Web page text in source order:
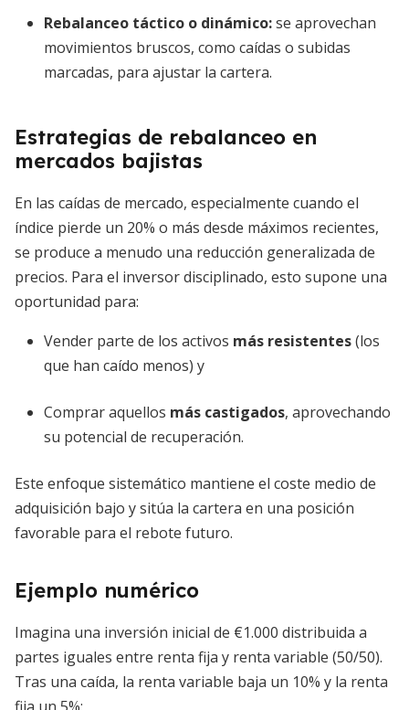
Rebalanceo táctico o dinámico:se aprovechan
movimientos bruscos, como caídas o subidas
marcadas, para ajustar la cartera.
Estrategias de rebalanceo en
mercados bajistas
En las caídas de mercado, especialmente cuando el
índice pierde un 20% o más desde máximos recientes,
se produce a menudo una reducción generalizada de
precios. Para el inversor disciplinado, esto supone una
oportunidad para:
Vender parte de los activos más resistentes(los
que han caído menos) y
Comprar aquellos más castigados, aprovechando
su potencial de recuperación.
Este enfoque sistemático mantiene el coste medio de
adquisición bajo y sitúa la cartera en una posición
favorable para el rebote futuro.
Ejemplo numérico
Imagina una inversión inicial de €1.000 distribuida a
partes iguales entre renta fija y renta variable (50/50).
Tras una caída, la renta variable baja un 10% y la renta